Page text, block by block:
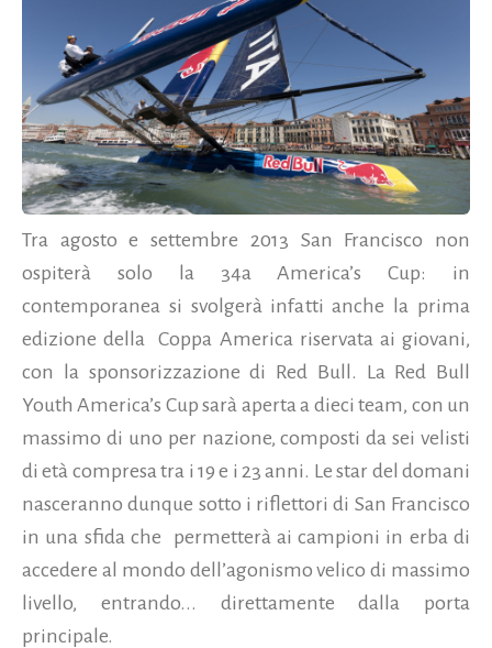
Tra agosto e settembre 2013 San Francisco non
ospiterà solo la 34a America’s Cup: in
contemporanea si svolgerà infatti anche la prima
edizione della Coppa America riservata ai giovani,
con la sponsorizzazione di Red Bull. La Red Bull
Youth America’s Cup sarà aperta a dieci team, con un
massimo di uno per nazione, composti da sei velisti
di età compresa tra i 19 e i 23 anni. Le star del domani
nasceranno dunque sotto i riflettori di San Francisco
in una sfida che permetterà ai campioni in erba di
accedere al mondo dell’agonismo velico di massimo
livello, entrando... direttamente dalla porta
principale.